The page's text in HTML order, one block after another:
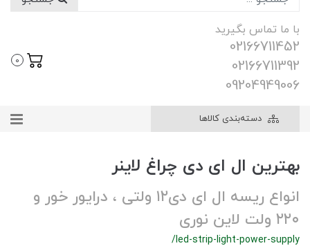
با ما تماس بگیرید
02166711452
02166711392
09204949006
0
دسته‌بندی کالاها
بهترین ال ای دی چراغ لاینر
انواع ریسه ال ای دی۱۲ ولتی ، درایور خور و
۲۲۰ ولت لاین نوری
/led-strip-light-power-supply